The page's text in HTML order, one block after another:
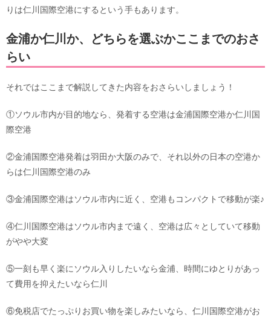
りは仁川国際空港にするという手もあります。
金浦か仁川か、どちらを選ぶかここまでのおさ
らい
それではここまで解説してきた内容をおさらいしましょう！
①ソウル市内が目的地なら、発着する空港は金浦国際空港か仁川国
際空港
②金浦国際空港発着は羽田か大阪のみで、それ以外の日本の空港か
らは仁川国際空港のみ
③金浦国際空港はソウル市内に近く、空港もコンパクトで移動が楽♪
④仁川国際空港はソウル市内まで遠く、空港は広々としていて移動
がやや大変
⑤一刻も早く楽にソウル入りしたいなら金浦、時間にゆとりがあっ
て費用を抑えたいなら仁川
⑥免税店でたっぷりお買い物を楽しみたいなら、仁川国際空港がお